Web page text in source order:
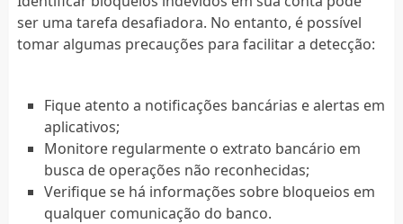
ser uma tarefa desafiadora. No entanto, é possível
tomar algumas precauções para facilitar a detecção:
Fique atento a notificações bancárias e alertas em
aplicativos;
Monitore regularmente o extrato bancário em
busca de operações não reconhecidas;
Verifique se há informações sobre bloqueios em
qualquer comunicação do banco.